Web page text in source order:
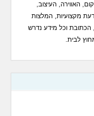
האווירה, העיצוב,
מקצועיות, המלצות
וכל מידע נדרש
לבית.